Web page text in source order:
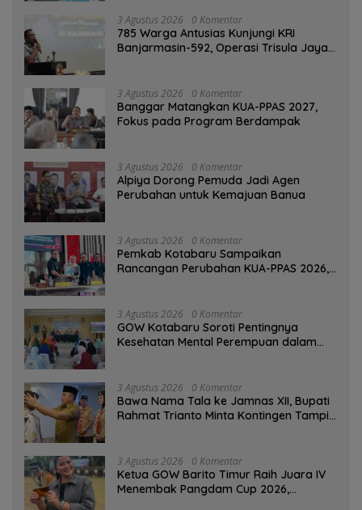
3 Agustus 2026 0 Komentar
785 Warga Antusias Kunjungi KRI
Banjarmasin-592, Operasi Trisula Jaya
3 Agustus 2026 0 Komentar
‎Banggar Matangkan KUA-PPAS 2027,
Fokus pada Program Berdampak
3 Agustus 2026 0 Komentar
‎Alpiya Dorong Pemuda Jadi Agen
Perubahan untuk Kemajuan Banua ‎
3 Agustus 2026 0 Komentar
Pemkab Kotabaru Sampaikan
Rancangan Perubahan KUA-PPAS 2026,
3 Agustus 2026 0 Komentar
GOW Kotabaru Soroti Pentingnya
Kesehatan Mental Perempuan dalam
3 Agustus 2026 0 Komentar
Bawa Nama Tala ke Jamnas XII, Bupati
Rahmat Trianto Minta Kontingen Tampil
3 Agustus 2026 0 Komentar
Ketua GOW Barito Timur Raih Juara IV
Menembak Pangdam Cup 2026,